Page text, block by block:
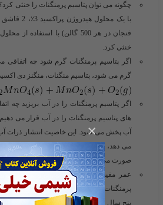
×
چگونه می توان پتاسیم پرمنگنات را خنثی
فنجان در هر 500
گالن
خنثی کرد.
اگر پتاسیم پرمنگنات گرم شود چه اتفاقی
گرم می شود، پتاسیم منگنات، منگنز دی
اگر پتاسیم پرمنگنات را در آب بریزید چه
های پتاسیم پرمنگنات را در آب قرار می
آب پخش می شود. این خاصیت انتشار ذرات
می دهد، زیرا به دلیل این خاصیت تنها
صورت می گیرد.
عمر مفید استفاده از پتاسیم پرمنگنات
پرمنگنات در ظرفی با در بسته محکم نگه
پنج سال دارد. با این حال، هنگامی که ظرف